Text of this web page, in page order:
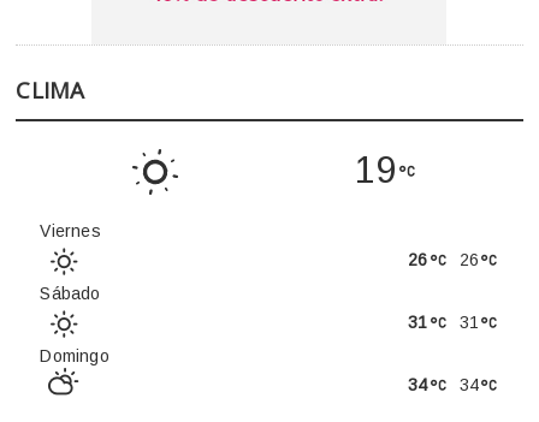
CLIMA
19
Viernes
26
26
Sábado
31
31
Domingo
34
34